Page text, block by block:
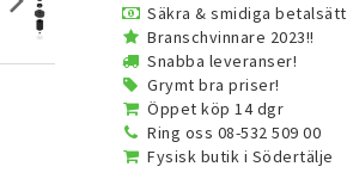
Säkra & smidiga betalsätt
Branschvinnare 2023!!
Snabba leveranser!
Grymt bra priser!
Öppet köp 14 dgr
Ring oss 08-532 509 00
Fysisk butik i Södertälje